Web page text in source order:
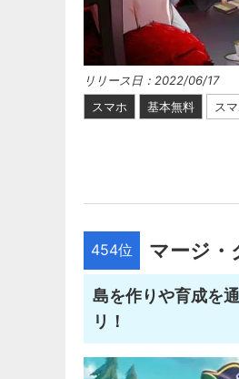
リリース日：2022/06/17
スマホ
基本無料 ス
454位 マージ・
島を作りや育成を
リ！